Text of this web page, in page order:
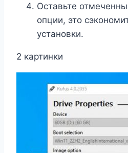
Оставьте
опции, это
установки.
2 картинки